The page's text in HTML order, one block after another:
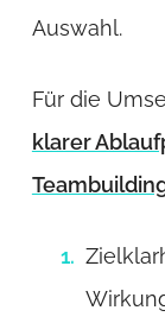
Auswahl.
Für die
klarer